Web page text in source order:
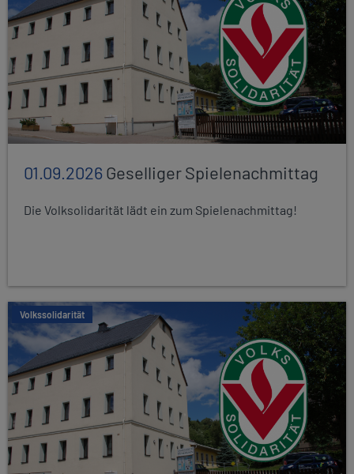
01.09.2026Geselliger Spielenachmittag
Die Volksolidarität lädt ein zum Spielenachmittag!
Volkssolidarität